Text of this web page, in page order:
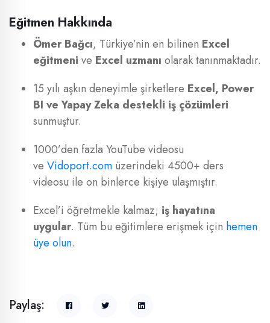
Eğitmen Hakkında
Ömer Bağcı, Türkiye’nin en bilinen Excel
eğitmeni ve Excel uzmanı olarak tanınmaktadır.
15 yılı aşkın deneyimle şirketlere Excel, Power
BI ve Yapay Zeka destekli iş çözümleri
sunmuştur.
1000’den fazla YouTube videosu
ve Vidoport.com üzerindeki 4500+ ders
videosu ile on binlerce kişiye ulaşmıştır.
Excel’i öğretmekle kalmaz; iş hayatına
uygular. Tüm bu eğitimlere erişmek için hemen
üye olun.
Paylaş: